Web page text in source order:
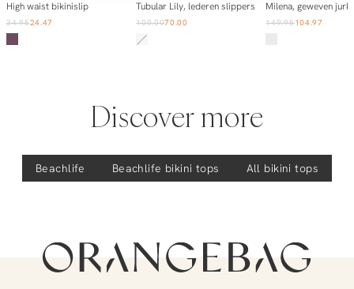
Add to cart
High waist bikinislip
34.9524.47
Notify me
Tubular Lily, lederen slippers
100.0070.00
Add to
149.95104.97
Discover more
Beachlife Beachlife bikini tops All bikini tops